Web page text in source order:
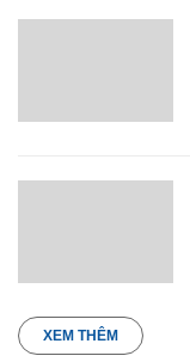
XEM THÊM